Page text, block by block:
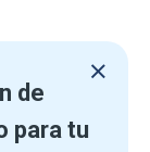
de
para tu